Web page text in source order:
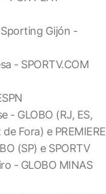
Gijón -
- SPORTV.COM
- GLOBO (RJ, ES,
de Fora) e PREMIERE
(SP) e SPORTV
- GLOBO MINAS